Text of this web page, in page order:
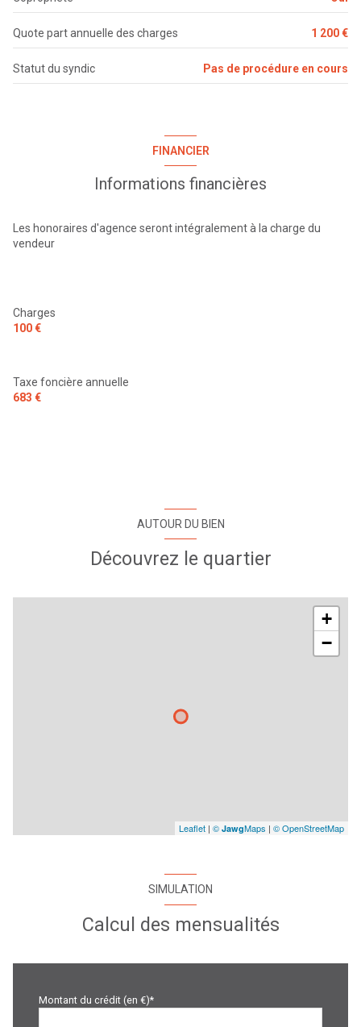
Quote part annuelle des charges 1 200 €
Statut du syndic Pas de procédure en cours
FINANCIER
Informations financières
Les honoraires d'agence seront intégralement à la charge du
vendeur
Charges
100 €
Taxe foncière annuelle
683 €
AUTOUR DU BIEN
Découvrez le quartier
+
−
Leaflet | © JawgMaps | © OpenStreetMap
SIMULATION
Calcul des mensualités
Montant du crédit (en €)*